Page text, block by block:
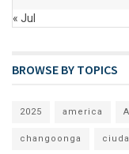
« Jul
BROWSE BY TOPICS
2025 america
changoonga